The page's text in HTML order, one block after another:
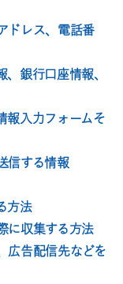
ドレス、電話番
銀行口座情報、
報入力フォームそ
信する情報
方法
に収集する方法
広告配信先などを